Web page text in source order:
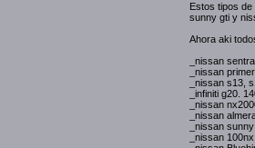
Estos tipos
sunny gti y
Ahora aki
_nissan
_nissan
_nissan s13,
_infiniti g20.
_nissan
_nissan
_nissan sunny
_nissan